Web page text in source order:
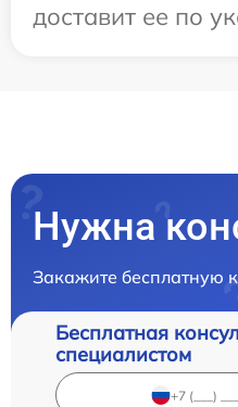
доставит ее по
Нужна
Закажите бесплатную
Бесплатная
специалистом